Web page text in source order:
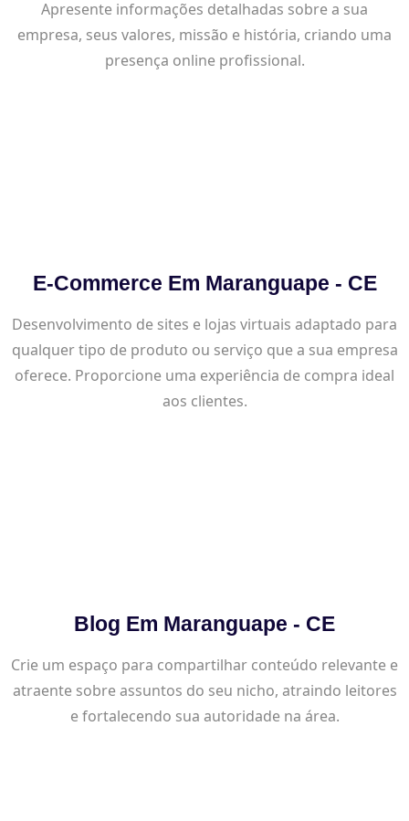
Apresente informações detalhadas sobre a sua
empresa, seus valores, missão e história, criando uma
presença online profissional.
E-Commerce Em Maranguape - CE
Desenvolvimento de sites e lojas virtuais adaptado para
qualquer tipo de produto ou serviço que a sua empresa
oferece. Proporcione uma experiência de compra ideal
aos clientes.
Blog Em Maranguape - CE
Crie um espaço para compartilhar conteúdo relevante e
atraente sobre assuntos do seu nicho, atraindo leitores
e fortalecendo sua autoridade na área.